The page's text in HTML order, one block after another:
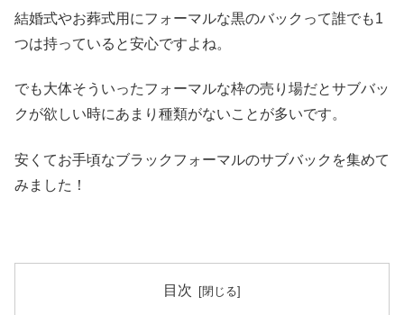
結婚式やお葬式用にフォーマルな黒のバックって誰でも1
つは持っていると安心ですよね。
でも大体そういったフォーマルな枠の売り場だとサブバッ
クが欲しい時にあまり種類がないことが多いです。
安くてお手頃なブラックフォーマルのサブバックを集めて
みました！
目次